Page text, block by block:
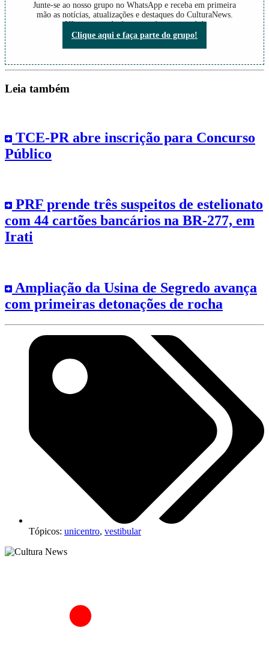
Junte-se ao nosso grupo no WhatsApp e receba em primeira
mão as notícias, atualizações e destaques do CulturaNews.
Não perca nada do que está acontecendo!
Clique aqui e faça parte do grupo!
Leia também
TCE-PR abre inscrição para Concurso
Público
PRF prende três suspeitos de estelionato
com 44 cartões bancários na BR-277, em
Irati
Ampliação da Usina de Segredo avança
com primeiras detonações de rocha
Tópicos: unicentro, vestibular